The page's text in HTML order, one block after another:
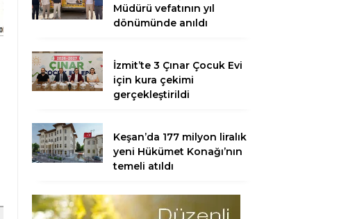
Müdürü vefatının yıl
dönümünde anıldı
İzmit’te 3 Çınar Çocuk Evi
için kura çekimi
gerçekleştirildi
Keşan’da 177 milyon liralık
yeni Hükümet Konağı’nın
temeli atıldı